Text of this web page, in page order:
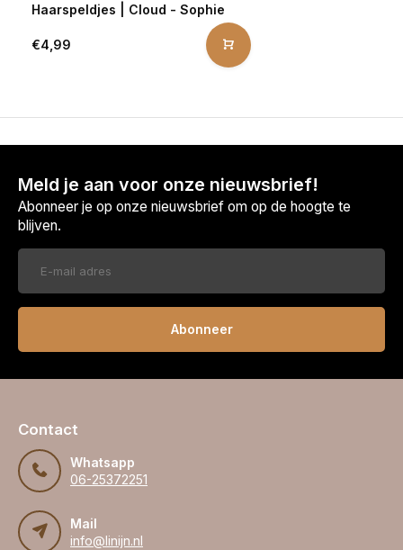
Haarspeldjes | Cloud - Sophie
€4,99
Meld je aan voor onze nieuwsbrief!
Abonneer je op onze nieuwsbrief om op de hoogte te
blijven.
Abonneer
Contact
Whatsapp
06-25372251
Mail
info@linijn.nl